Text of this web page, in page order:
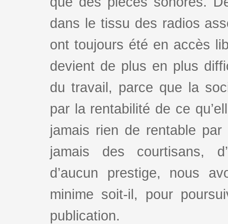
dans le tissu des radios
ont toujours été en accès
devient de plus en plus
du travail, parce que la
par la rentabilité de ce
jamais rien de rentable
jamais des courtisans,
d’aucun prestige, nous
minime soit-il, pour
publication.